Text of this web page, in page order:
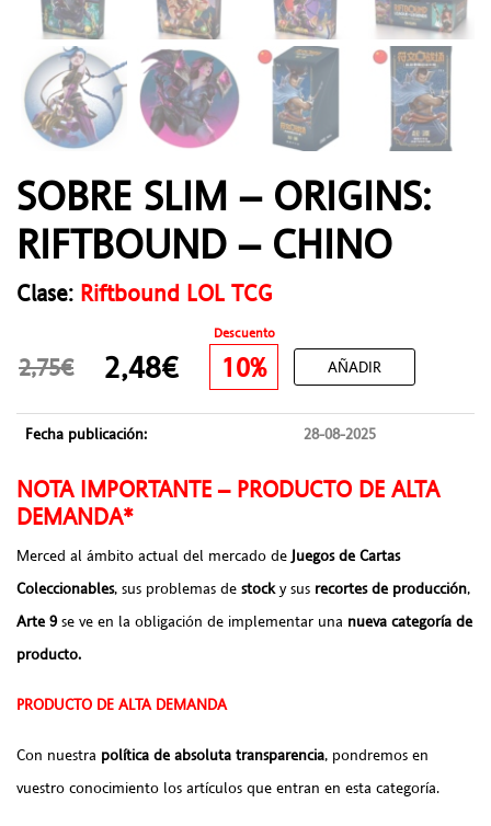
SOBRE SLIM – ORIGINS:
RIFTBOUND – CHINO
Clase: Riftbound LOL TCG
Descuento
2,75€ 2,48€ 10% AÑADIR
Fecha publicación: 28-08-2025
NOTA IMPORTANTE – PRODUCTO DE ALTA
DEMANDA*
Merced al ámbito actual del mercado deJuegos de Cartas
Coleccionables, sus problemas de stocky sus recortes de producción,
Arte 9se ve en la obligación de implementar una nueva categoría de
producto.
PRODUCTO DE ALTA DEMANDA
Con nuestra política de absoluta transparencia, pondremos en
vuestro conocimiento los artículos que entran en esta categoría.